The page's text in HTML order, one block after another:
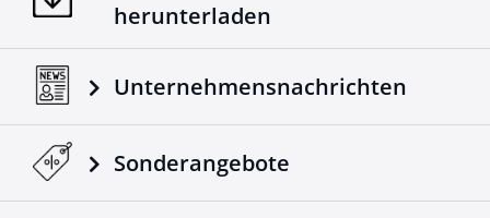
herunterladen
Unternehmensnachrichten
Sonderangebote